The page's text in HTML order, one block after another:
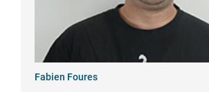
Fabien Foures